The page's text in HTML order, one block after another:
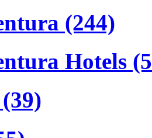
(244)
Hotels